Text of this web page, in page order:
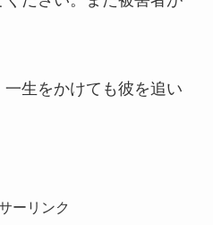
生をかけても彼を追い
ーリンク